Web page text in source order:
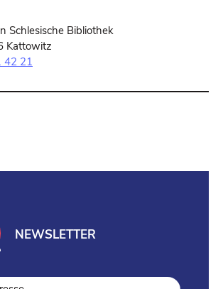
Schlesische Bibliothek
Kattowitz
42 21
NEWSLETTER